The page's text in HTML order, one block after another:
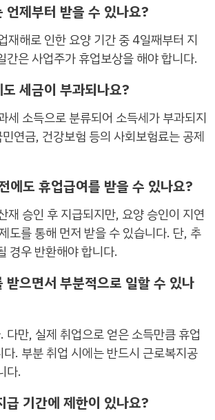
제부터 받을 수 있나요?
재해로 인한 요양 기간 중 4일째부터 지
간은 사업주가 휴업보상을 해야 합니다.
세금이 부과되나요?
세 소득으로 분류되어 소득세가 부과되지
연금, 건강보험 등의 사회보험료는 공제
에도 휴업급여를 받을 수 있나요?
재 승인 후 지급되지만, 요양 승인이 지연
도를 통해 먼저 받을 수 있습니다. 단, 추
경우 반환해야 합니다.
으면서 부분적으로 일할 수 있나
만, 실제 취업으로 얻은 소득만큼 휴업
. 부분 취업 시에는 반드시 근로복지공
다.
기간에 제한이 있나요?